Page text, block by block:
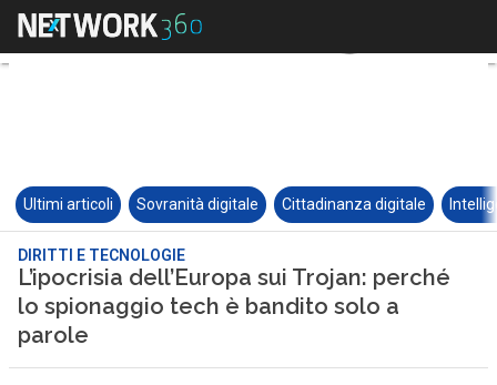
Ultimi articoli Sovranità digitale Cittadinanza digitale
DIRITTI E TECNOLOGIE
L’ipocrisia dell’Europa sui Trojan: perché
lo spionaggio tech è bandito solo a
parole